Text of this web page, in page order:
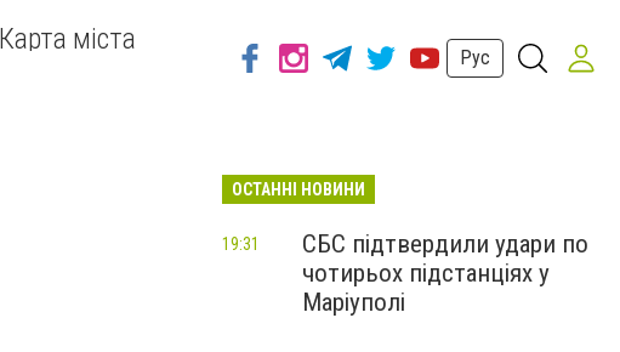
Карта міста
Рус
ОСТАННІ НОВИНИ
СБС підтвердили удари по
чотирьох підстанціях у
Маріуполі
19:31